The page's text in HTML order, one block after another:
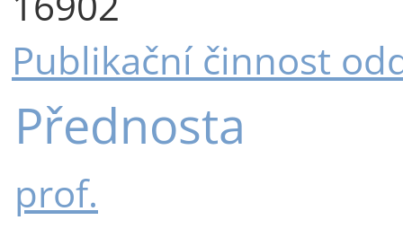
Publikační činnost
Přednosta
prof.